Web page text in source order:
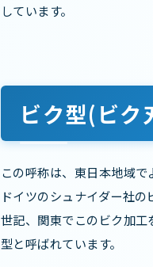
しています。
ビク型(ビク
この呼称は、東日本地域で
ドイツのシュナイダー社
世記、関東でこのビク加
型と呼ばれています。